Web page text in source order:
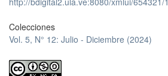
Colecciones
Vol. 5, N° 12: Julio - Diciembre (2024)